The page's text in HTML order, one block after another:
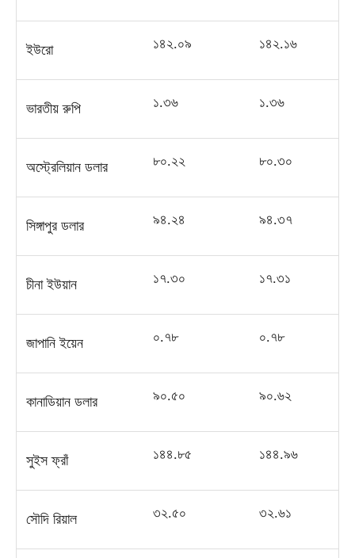
ইউরো ১৪২.০৯ ১৪২.১৬
ভারতীয় রুপি ১.৩৬ ১.৩৬
অস্ট্রেলিয়ান ডলার ৮০.২২ ৮০.৩০
সিঙ্গাপুর ডলার ৯৪.২৪ ৯৪.৩৭
চীনা ইউয়ান ১৭.৩০ ১৭.৩১
জাপানি ইয়েন ০.৭৮ ০.৭৮
কানাডিয়ান ডলার ৯০.৫০ ৯০.৬২
সুইস ফ্রাঁ ১৪৪.৮৫ ১৪৪.৯৬
সৌদি রিয়াল ৩২.৫০ ৩২.৬১